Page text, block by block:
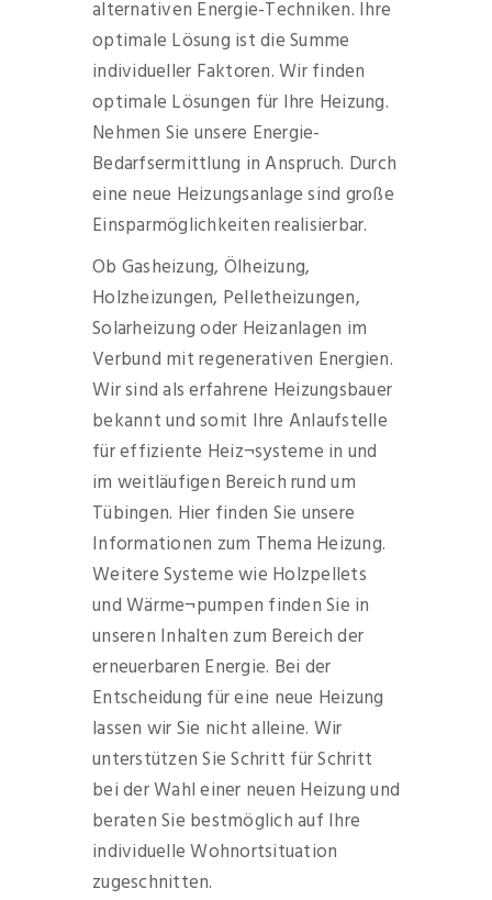
alternativen Energie-Techniken. Ihre
optimale Lösung ist die Summe
individueller Faktoren. Wir finden
optimale Lösungen für Ihre Heizung.
Nehmen Sie unsere Energie-
Bedarfsermittlung in Anspruch. Durch
eine neue Heizungsanlage sind große
Einsparmöglichkeiten realisierbar.
Ob Gasheizung, Ölheizung,
Holzheizungen, Pelletheizungen,
Solarheizung oder Heizanlagen im
Verbund mit regenerativen Energien.
Wir sind als erfahrene Heizungsbauer
bekannt und somit Ihre Anlaufstelle
für effiziente Heiz¬systeme in und
im weitläufigen Bereich rund um
Tübingen. Hier finden Sie unsere
Informationen zum Thema Heizung.
Weitere Systeme wie Holzpellets
und Wärme¬pumpen finden Sie in
unseren Inhalten zum Bereich der
erneuerbaren Energie. Bei der
Entscheidung für eine neue Heizung
lassen wir Sie nicht alleine. Wir
unterstützen Sie Schritt für Schritt
bei der Wahl einer neuen Heizung und
beraten Sie bestmöglich auf Ihre
individuelle Wohnortsituation
zugeschnitten.